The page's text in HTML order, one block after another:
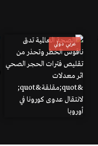
عربي دولي